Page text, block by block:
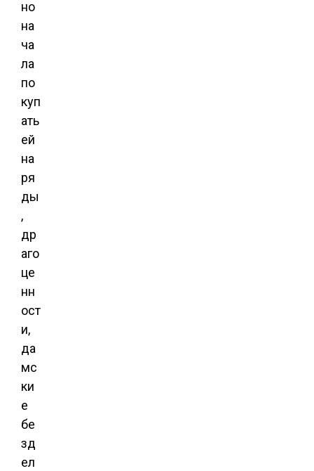
но
на
ча
ла
по
куп
ать
ей
на
ря
ды
,
др
аго
це
нн
ост
и,
да
мс
ки
е
бе
зд
ел